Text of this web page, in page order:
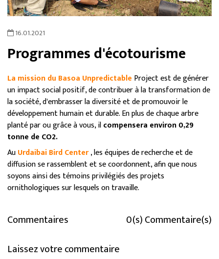
16.01.2021
Programmes d'écotourisme
La mission du Basoa Unpredictable Project est de générer
un impact social positif, de contribuer à la transformation de
la société, d'embrasser la diversité et de promouvoir le
développement humain et durable. En plus de chaque arbre
planté par ou grâce à vous, ilcompensera environ 0,29
tonne de CO2.
AuUrdaibai Bird Center, les équipes de recherche et de
diffusion se rassemblent et se coordonnent, afin que nous
soyons ainsi des témoins privilégiés des projets
ornithologiques sur lesquels on travaille.
Commentaires
0(s) Commentaire(s)
Laissez votre commentaire